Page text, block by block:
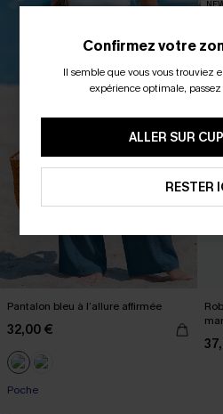
Pantalon bleu à l’allure affirmée
32,00 €
Poche
Confirmez votre
Il semble que vous vous trouviez
expérience optimale,
ALLER SUR
RESTER